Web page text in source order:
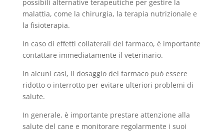
possibili alternative terapeutiche per gestire la
malattia, come la chirurgia, la terapia nutrizionale e
la fisioterapia.
In caso di effetti collaterali del farmaco, è importante
contattare immediatamente il veterinario.
In alcuni casi, il dosaggio del farmaco può essere
ridotto o interrotto per evitare ulteriori problemi di
salute.
In generale, è importante prestare attenzione alla
salute del cane e monitorare regolarmente i suoi